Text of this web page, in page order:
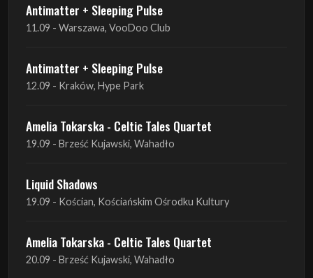
Antimatter + Sleeping Pulse
11.09 - Warszawa, VooDoo Club
Antimatter + Sleeping Pulse
12.09 - Kraków, Hype Park
Amelia Tokarska - Celtic Tales Quartet
19.09 - Brześć Kujawski, Wahadło
Liquid Shadows
19.09 - Kościan, Kościańskim Ośrodku Kultury
Amelia Tokarska - Celtic Tales Quartet
20.09 - Brześć Kujawski, Wahadło